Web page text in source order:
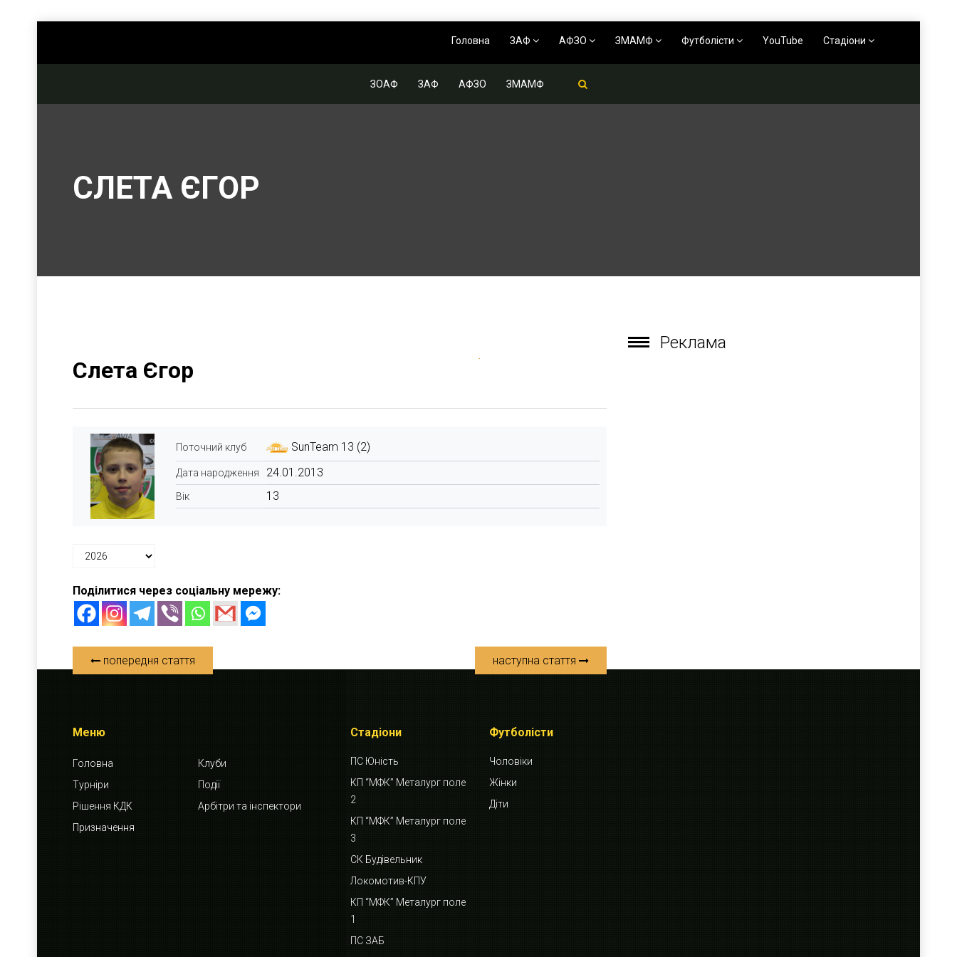
Головна ЗАФ АФЗО ЗМАМФ Футболісти YouTube Стадіони
ЗОАФ ЗАФ АФЗО ЗМАМФ
СЛЕТА ЄГОР
Слета Єгор
Поточний клуб SunTeam 13 (2)
Дата народження 24.01.2013
Вік 13
Поділитися через соціальну мережу:
попередня стаття наступна стаття
Реклама
Меню
Головна
Клуби
Турніри
Події
Рішення КДК
Арбітри та інспектори
Призначення
Стадіони
ПС Юність
КП “МФК” Металург поле
2
КП “МФК” Металург поле
3
СК Будівельник
Локомотив-КПУ
КП “МФК” Металург поле
1
ПС ЗАБ
Футболісти
Чоловіки
Жінки
Діти